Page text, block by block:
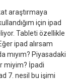
araştırmaya
için ipad
Tableti özellikle
ipad alırsam
mıyım? Piyasadaki
miyim? İpadi
7. nesil bu işimi